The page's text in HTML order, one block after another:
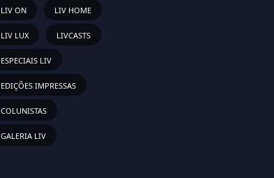
LIV ON LIV HOME
LIV LUX LIVCASTS
ESPECIAIS LIV
EDIÇÕES IMPRESSAS
COLUNISTAS
GALERIA LIV